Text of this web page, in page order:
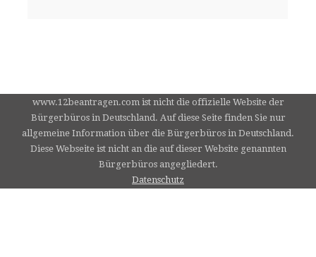
www.12beantragen.com ist nicht die offizielle Website der
Bürgerbüros in Deutschland. Auf diese Seite finden Sie nur
allgemeine Information über die Bürgerbüros in Deutschland.
Diese Webseite ist nicht an die auf dieser Website genannten
Bürgerbüros angegliedert.
Datenschutz